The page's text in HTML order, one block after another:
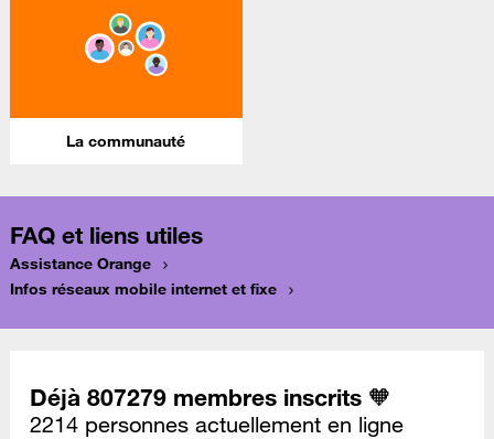
La communauté
FAQ et liens utiles
Assistance Orange
Infos réseaux mobile internet et fixe
Déjà 807279 membres inscrits 🧡
2214 personnes actuellement en ligne